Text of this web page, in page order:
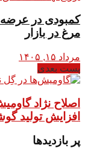
مرغ در بازار
مرداد ۱۵, ۱۴۰۵
پست بعدی
اصلاح نژاد
افزایش تولید
پر بازدیدها